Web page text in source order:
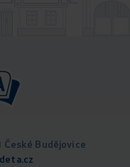
Budějovice